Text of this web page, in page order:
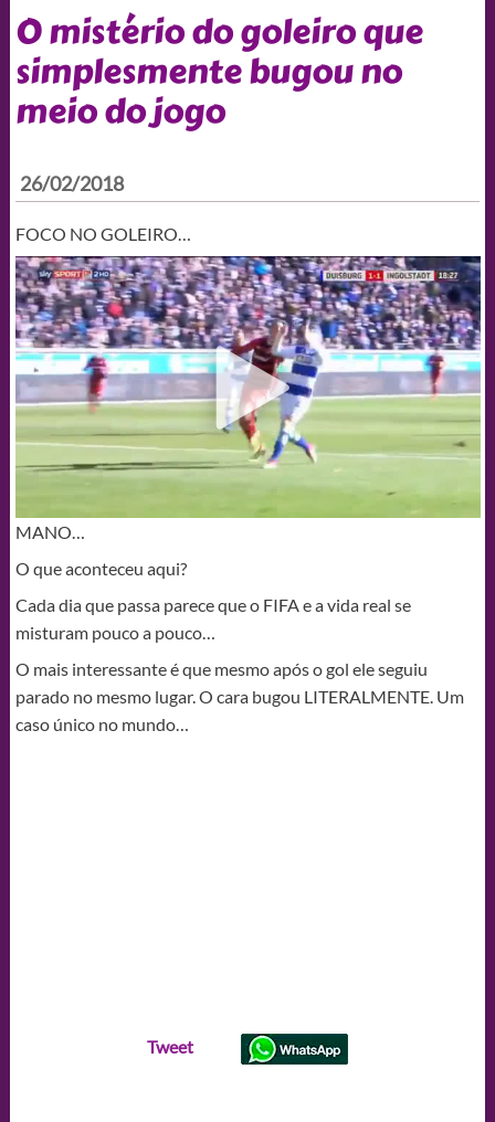
O mistério do goleiro que
simplesmente bugou no
meio do jogo
26/02/2018
FOCO NO GOLEIRO…
MANO…
O que aconteceu aqui?
Cada dia que passa parece que o FIFA e a vida real se
misturam pouco a pouco…
O mais interessante é que mesmo após o gol ele seguiu
parado no mesmo lugar. O cara bugou LITERALMENTE. Um
caso único no mundo…
Tweet